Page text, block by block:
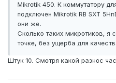
Mikrotik 450. К коммутатору
подключен Mikrotik RB SXT
они же.
Сколько таких микротиков, я
точке, без ущерба для
Штук 10. Смотря какой разнос